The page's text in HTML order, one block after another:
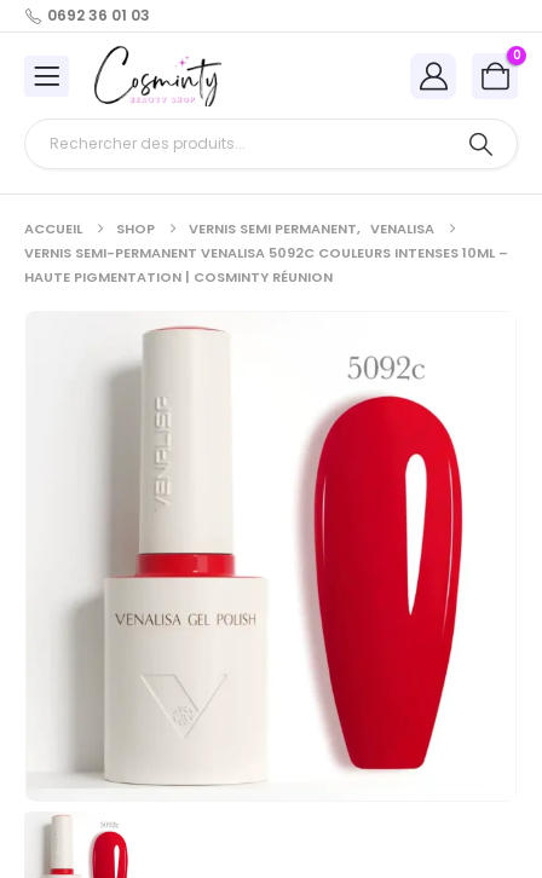
0692 36 01 03
0
ACCUEIL SHOP VERNIS SEMI PERMANENT, VENALISA
VERNIS SEMI-PERMANENT VENALISA 5092C COULEURS INTENSES 10ML –
HAUTE PIGMENTATION | COSMINTY RÉUNION